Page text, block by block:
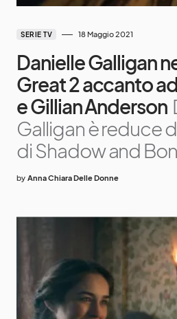
SERIE TV 18 Maggio 2021
Danielle Galligan
Great 2 accanto
e Gillian Anderson
Galligan è reduce
di Shadow and
by Anna Chiara Delle Donne